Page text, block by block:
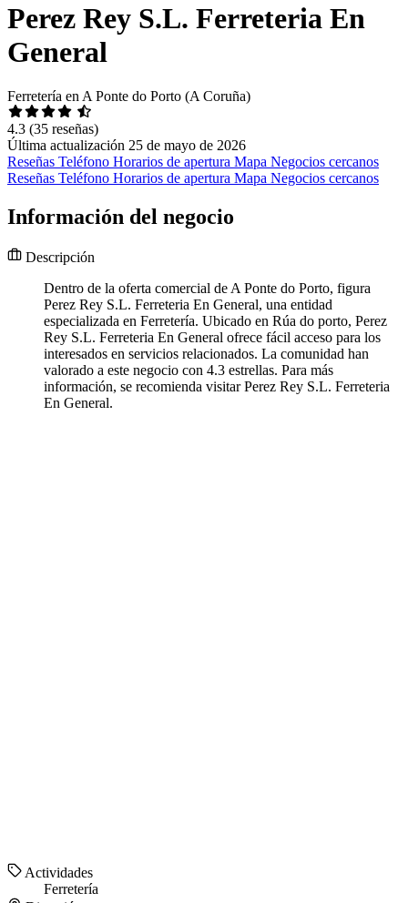
Perez Rey S.L. Ferreteria En
General
Ferretería en A Ponte do Porto (A Coruña)
4.3 (35 reseñas)
Última actualización 25 de mayo de 2026
Reseñas Teléfono Horarios de apertura Mapa Negocios cercanos
Reseñas Teléfono Horarios de apertura Mapa Negocios cercanos
Información del negocio
Descripción
Dentro de la oferta comercial de A Ponte do Porto, figura
Perez Rey S.L. Ferreteria En General, una entidad
especializada en Ferretería. Ubicado en Rúa do porto, Perez
Rey S.L. Ferreteria En General ofrece fácil acceso para los
interesados en servicios relacionados. La comunidad han
valorado a este negocio con 4.3 estrellas. Para más
información, se recomienda visitar Perez Rey S.L. Ferreteria
En General.
Actividades
Ferretería